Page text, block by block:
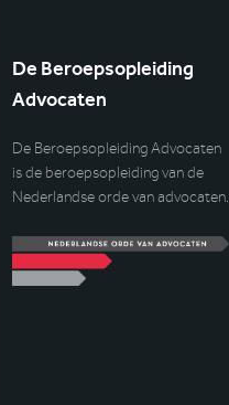
De Beroepsopleiding
Advocaten
De Beroepsopleiding Advocaten
is de beroepsopleiding van de
Nederlandse orde van advocaten.